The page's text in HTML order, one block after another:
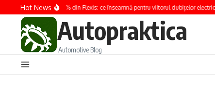
Sari la conținut
Hot News
Renault preia 100% din Flexis: ce înseamnă pentru viitorul dubițelor electrice
Autopraktica
Automotive Blog